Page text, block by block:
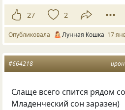
27 2
Опубликовала Лунная Кошка 17
#664218
Слаще всего спится рядом
Младенческий сон заразен)